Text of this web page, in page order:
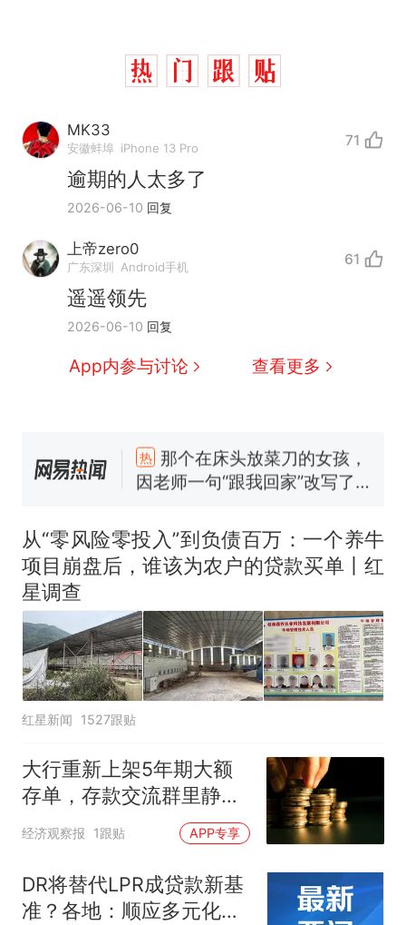
MK33
安徽蚌埠 iPhone 13 Pro 71
逾期的人太多了
2026-06-10 回复
上帝zero0
广东深圳 Android手机 61
遥遥领先
2026-06-10 回复
App内参与讨论 查看更多
热
那个在床头放菜刀的女孩，
因老师一句“跟我回家”改写了
么？
费大厨“全国小炒肉大王”称
号，仅凭视频评出？中国烹饪
窝，原地守1天等它长大：挖了
140多朵
美国渔民钓获鲨鱼徒手将其拽
回大海 目击者直呼震惊 （视频
来源：参考消息）
笔试第一被第二名传话劝弃考
官方通报
因老师一句“跟我回家”改写了
人生
从“零风险零投入”到负债百万：一个养牛
项目崩盘后，谁该为农户的贷款买单丨红
星调查
红星新闻 1527跟贴
大行重新上架5年期大额
存单，存款交流群里静悄
悄
经济观察报 1跟贴 APP专享
DR将替代LPR成贷款新基
准？各地：顺应多元化基